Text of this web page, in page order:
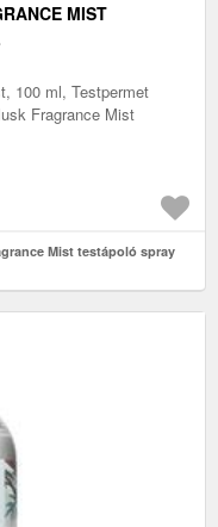
MIST
100 ml, Testpermet
Fragrance Mist
Mist testápoló spray